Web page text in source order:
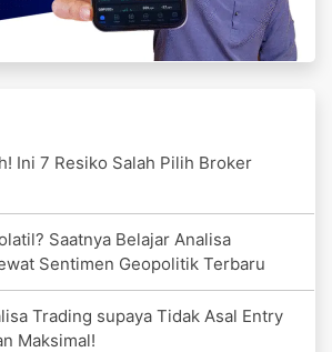
Ini 7 Resiko Salah Pilih Broker
Saatnya Belajar Analisa
Sentimen Geopolitik Terbaru
Trading supaya Tidak Asal Entry
Maksimal!